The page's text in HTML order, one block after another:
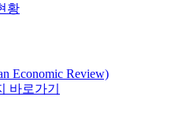
황
Economic Review)
바로가기